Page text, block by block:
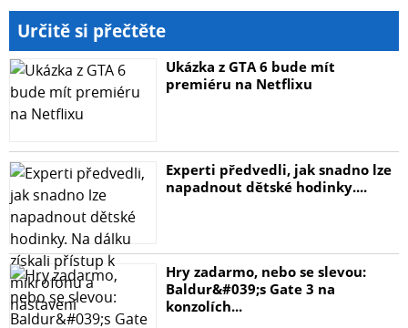
Určitě si přečtěte
Ukázka z GTA 6 bude mít
premiéru na Netflixu
Experti předvedli, jak snadno lze
napadnout dětské hodinky....
Hry zadarmo, nebo se slevou:
Baldur&#039;s Gate 3 na
konzolích...